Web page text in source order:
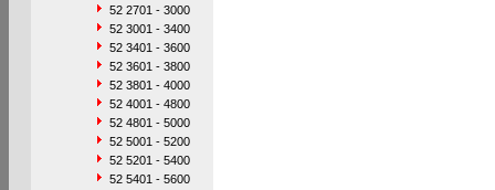
52 2701 - 3000
52 3001 - 3400
52 3401 - 3600
52 3601 - 3800
52 3801 - 4000
52 4001 - 4800
52 4801 - 5000
52 5001 - 5200
52 5201 - 5400
52 5401 - 5600